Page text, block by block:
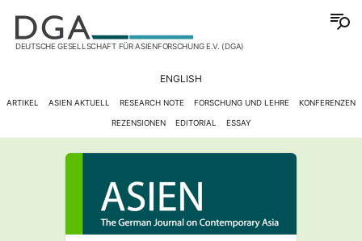
DEUTSCHE GESELLSCHAFT FÜR ASIENFORSCHUNG E.V. (DGA)
ENGLISH
ARTIKEL ASIEN AKTUELL RESEARCH NOTE FORSCHUNG UND LEHRE KONFERENZEN
REZENSIONEN EDITORIAL ESSAY